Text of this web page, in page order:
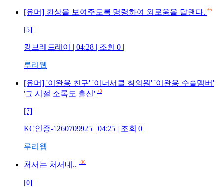
[유머] 환상을 보여주도록 명령하여 외로움을 달랜다. +5
[5]
킹브레드레이 | 04:28 | 조회 0 |
루리웹
[유머] '이완용 친구' '이너서클 참의원' '이완용 수술멤버'
'그 시절 소록도 출신' +9
[7]
KC인증-1260709925 | 04:25 | 조회 0 |
루리웹
처서는 처서네.. +30
[0]